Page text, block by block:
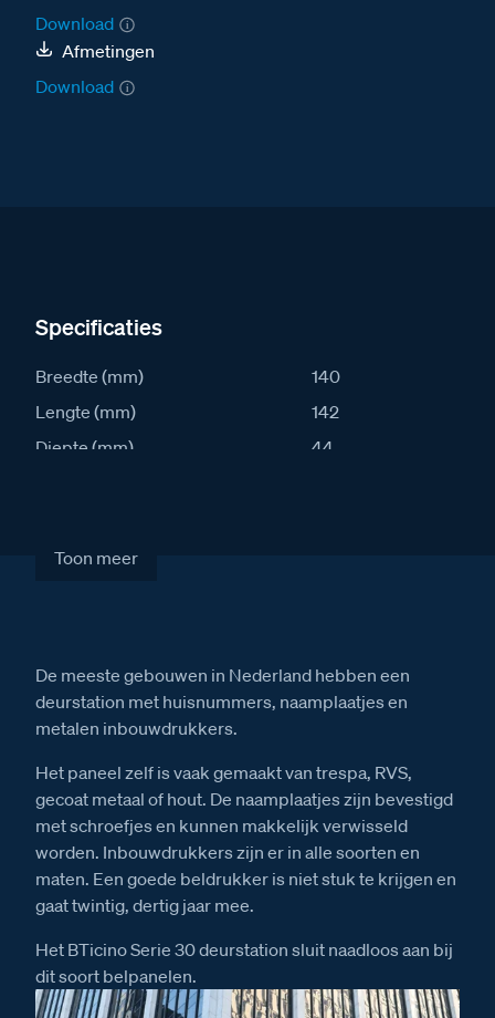
Download
Afmetingen
Download
Specificaties
Breedte (mm)
140
Lengte (mm)
142
Diepte (mm)
44
Stroomafname actief (mA)
Toon meer
De meeste gebouwen in Nederland hebben een
deurstation met huisnummers, naamplaatjes en
metalen inbouwdrukkers.
Het paneel zelf is vaak gemaakt van trespa, RVS,
gecoat metaal of hout. De naamplaatjes zijn bevestigd
met schroefjes en kunnen makkelijk verwisseld
worden. Inbouwdrukkers zijn er in alle soorten en
maten. Een goede beldrukker is niet stuk te krijgen en
gaat twintig, dertig jaar mee.
Het BTicino Serie 30 deurstation sluit naadloos aan bij
dit soort belpanelen.